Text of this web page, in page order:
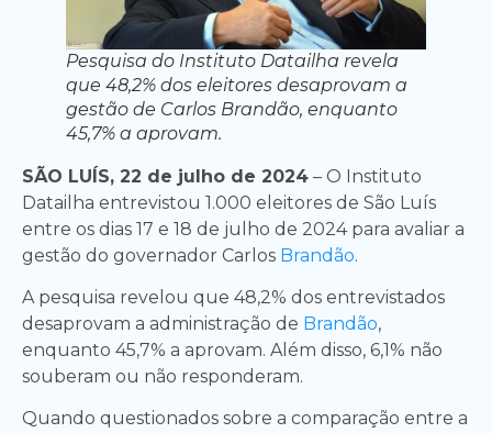
Pesquisa do Instituto Datailha revela
que 48,2% dos eleitores desaprovam a
gestão de Carlos Brandão, enquanto
45,7% a aprovam.
SÃO LUÍS, 22 de julho de 2024 – O Instituto
Datailha entrevistou 1.000 eleitores de São Luís
entre os dias 17 e 18 de julho de 2024 para avaliar a
gestão do governador Carlos Brandão.
A pesquisa revelou que 48,2% dos entrevistados
desaprovam a administração de Brandão,
enquanto 45,7% a aprovam. Além disso, 6,1% não
souberam ou não responderam.
Quando questionados sobre a comparação entre a